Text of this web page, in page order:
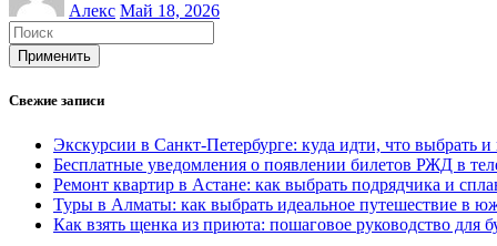
Алекс Май 18, 2026
Применить
Свежие записи
Экскурсии в Санкт-Петербурге: куда идти, что выбрать
Бесплатные уведомления о появлении билетов РЖД в
Ремонт квартир в Астане: как выбрать подрядчика и
Туры в Алматы: как выбрать идеальное путешествие в
Как взять щенка из приюта: пошаговое руководство для